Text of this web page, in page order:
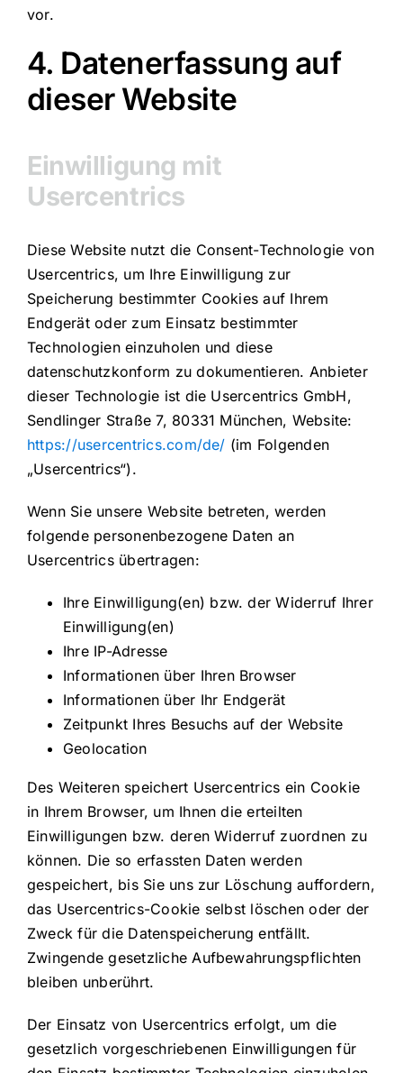
vor.
4. Datenerfassung auf
dieser Website
Einwilligung mit
Usercentrics
Diese Website nutzt die Consent-Technologie von
Usercentrics, um Ihre Einwilligung zur
Speicherung bestimmter Cookies auf Ihrem
Endgerät oder zum Einsatz bestimmter
Technologien einzuholen und diese
datenschutzkonform zu dokumentieren. Anbieter
dieser Technologie ist die Usercentrics GmbH,
Sendlinger Straße 7, 80331 München, Website:
https://usercentrics.com/de/ (im Folgenden
„Usercentrics“).
Wenn Sie unsere Website betreten, werden
folgende personenbezogene Daten an
Usercentrics übertragen:
Ihre Einwilligung(en) bzw. der Widerruf Ihrer
Einwilligung(en)
Ihre IP-Adresse
Informationen über Ihren Browser
Informationen über Ihr Endgerät
Zeitpunkt Ihres Besuchs auf der Website
Geolocation
Des Weiteren speichert Usercentrics ein Cookie
in Ihrem Browser, um Ihnen die erteilten
Einwilligungen bzw. deren Widerruf zuordnen zu
können. Die so erfassten Daten werden
gespeichert, bis Sie uns zur Löschung auffordern,
das Usercentrics-Cookie selbst löschen oder der
Zweck für die Datenspeicherung entfällt.
Zwingende gesetzliche Aufbewahrungspflichten
bleiben unberührt.
Der Einsatz von Usercentrics erfolgt, um die
gesetzlich vorgeschriebenen Einwilligungen für